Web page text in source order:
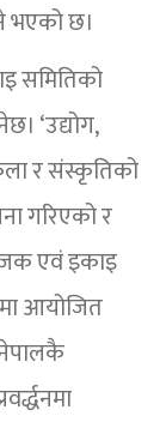
भएको छ।
समितिको
‘उद्योग,
कला र संस्कृतिको
गरिएको र
एवं इकाइ
आयोजित